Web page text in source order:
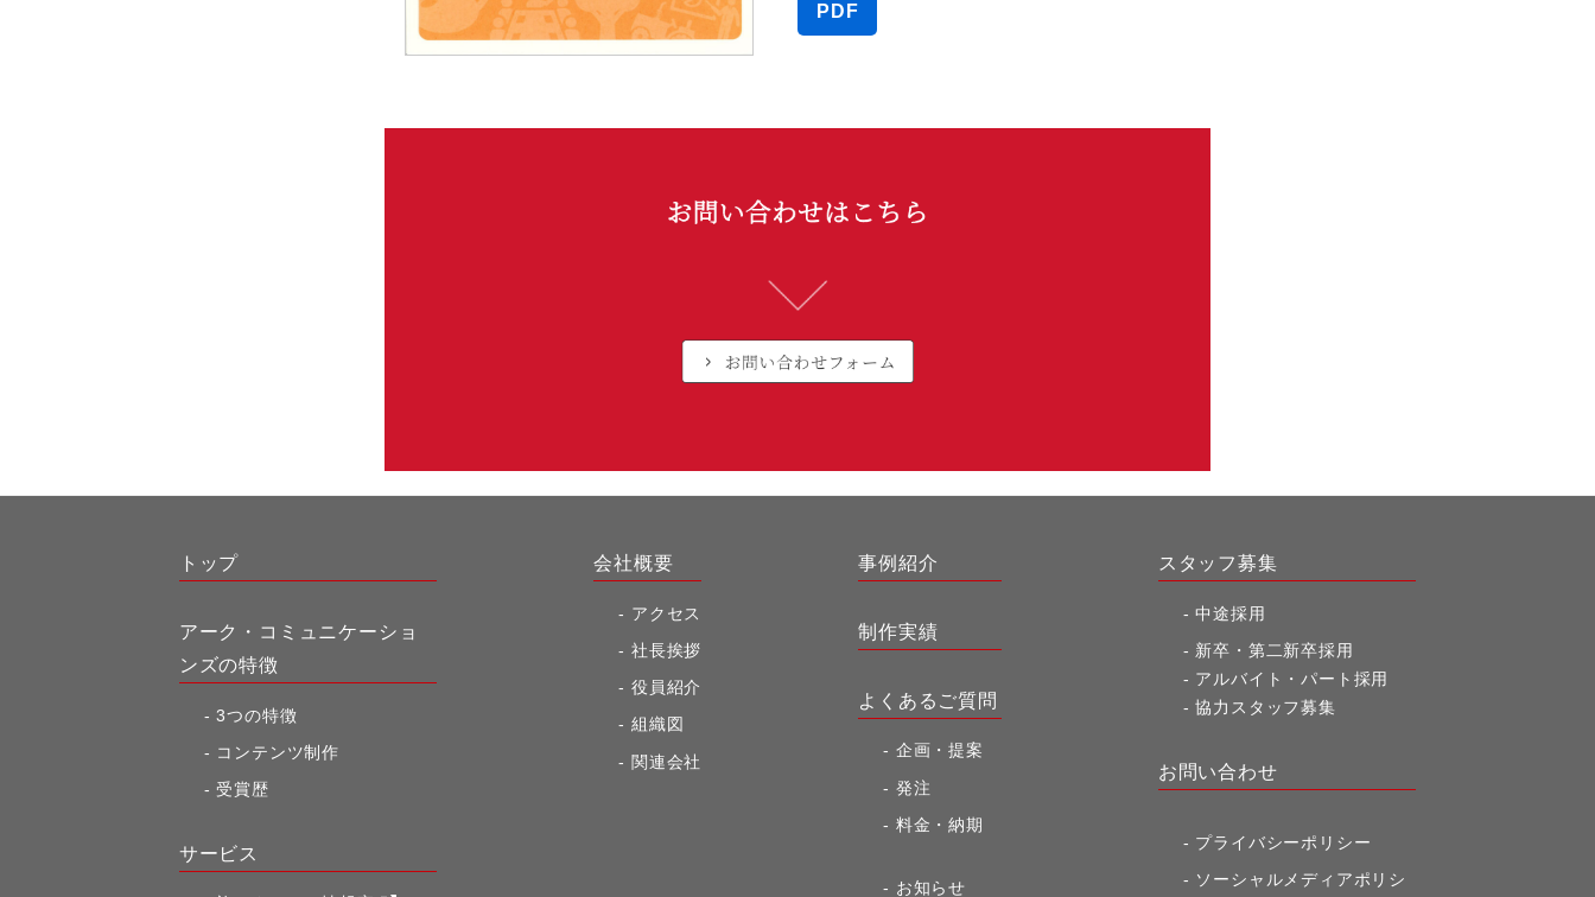
PDF
トップ
アーク・コミュニケーショ
ンズの特徴
3つの特徴
コンテンツ制作
受賞歴
サービス
会社概要
アクセス
社長挨拶
役員紹介
組織図
関連会社
事例紹介
制作実績
よくあるご質問
企画・提案
発注
料金・納期
お知らせ
スタッフ募集
中途採用
新卒・第二新卒採用
アルバイト・パート採用
協力スタッフ募集
お問い合わせ
プライバシーポリシー
ソーシャルメディアポリシ